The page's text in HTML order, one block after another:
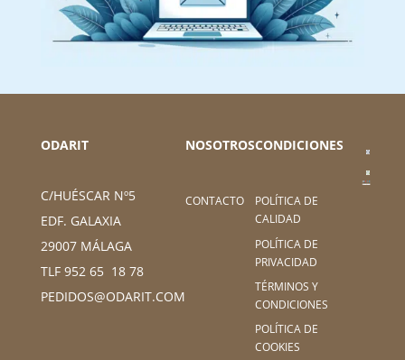
ODARIT
C/HUÉSCAR Nº5
EDF. GALAXIA
29007 MÁLAGA
TLF 952 65 18 78
PEDIDOS@ODARIT.COM
NOSOTROS
CONTACTO
CONDICIONES
POLÍTICA DE
CALIDAD
POLÍTICA DE
PRIVACIDAD
TÉRMINOS Y
CONDICIONES
POLÍTICA DE
COOKIES